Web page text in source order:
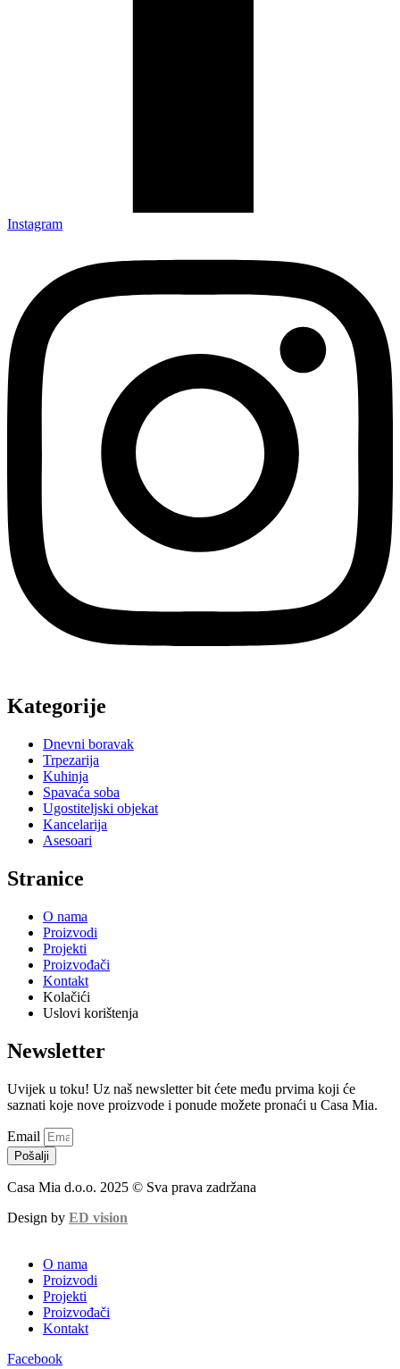
Instagram
Kategorije
Dnevni boravak
Trpezarija
Kuhinja
Spavaća soba
Ugostiteljski objekat
Kancelarija
Asesoari
Stranice
O nama
Proizvodi
Projekti
Proizvođači
Kontakt
Kolačići
Uslovi korištenja
Newsletter
Uvijek u toku! Uz naš newsletter bit ćete među prvima koji će
saznati koje nove proizvode i ponude možete pronaći u Casa Mia.
Email
Pošalji
Casa Mia d.o.o. 2025 © Sva prava zadržana
Design by ED vision
O nama
Proizvodi
Projekti
Proizvođači
Kontakt
Facebook